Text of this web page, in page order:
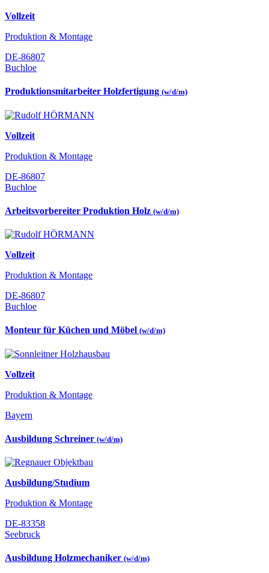
Vollzeit
Produktion & Montage
DE-86807
Buchloe
Produktionsmitarbeiter Holzfertigung (w/d/m)
Vollzeit
Produktion & Montage
DE-86807
Buchloe
Arbeitsvorbereiter Produktion Holz (w/d/m)
Vollzeit
Produktion & Montage
DE-86807
Buchloe
Monteur für Küchen und Möbel (w/d/m)
Vollzeit
Produktion & Montage
Bayern
Ausbildung Schreiner (w/d/m)
Ausbildung/Studium
Produktion & Montage
DE-83358
Seebruck
Ausbildung Holzmechaniker (w/d/m)